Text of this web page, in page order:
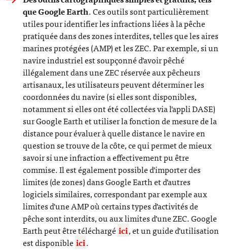
que Google Earth. Ces outils sont particulièrement
utiles pour identifier les infractions liées à la pêche
pratiquée dans des zones interdites, telles que les aires
marines protégées (AMP) et les ZEC. Par exemple, si un
navire industriel est soupçonné d'avoir pêché
illégalement dans une ZEC réservée aux pêcheurs
artisanaux, les utilisateurs peuvent déterminer les
coordonnées du navire (si elles sont disponibles,
notamment si elles ont été collectées via l'appli DASE)
sur Google Earth et utiliser la fonction de mesure de la
distance pour évaluer à quelle distance le navire en
question se trouve de la côte, ce qui permet de mieux
savoir si une infraction a effectivement pu être
commise. Il est également possible d'importer des
limites (de zones) dans Google Earth et d'autres
logiciels similaires, correspondant par exemple aux
limites d'une AMP où certains types d'activités de
pêche sont interdits, ou aux limites d'une ZEC. Google
Earth peut être téléchargéici, et un guide d'utilisation
est disponibleici.